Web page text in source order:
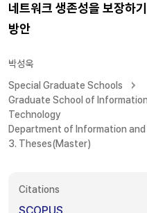
네트워크 생존성을 보장하
방안
박성욱
Special Graduate Schools
Graduate School of
Technology
Department of Information
3. Theses(Master)
Citations